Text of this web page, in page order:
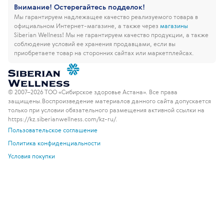
Внимание! Остерегайтесь подделок!
Мы гарантируем надлежащее качество реализуемого товара в
официальном Интернет-магазине, а также через магазины
Siberian Wellness! Мы не гарантируем качество продукции, а также
соблюдение условий ее хранения продавцами, если вы
приобретаете товар на сторонних сайтах или маркетплейсах.
© 2007–2026 ТОО «Сибирское здоровье Астана». Все права
защищены. Воспроизведение материалов данного сайта допускается
только при условии обязательного размещения активной ссылки на
https://kz.siberianwellness.com/kz-ru/.
Пользовательское соглашение
Политика конфиденциальности
Условия покупки